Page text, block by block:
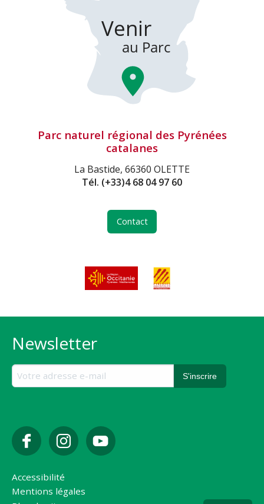
Parc naturel régional des Pyrénées
catalanes
La Bastide, 66360 OLETTE
Tél. (+33)4 68 04 97 60
Contact
Newsletter
Accessibilité
Mentions légales